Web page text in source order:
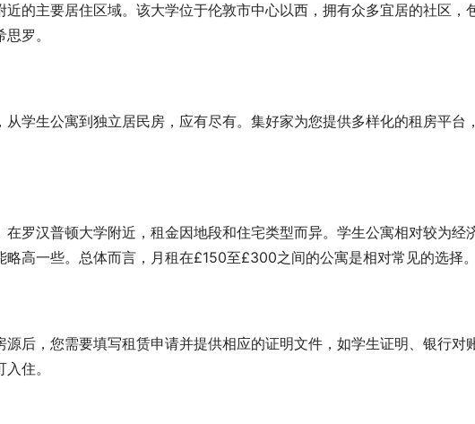
的主要居住区域。该大学位于伦敦市中心以西，拥有众多宜居的社区，
罗。
学生公寓到独立居民房，应有尽有。集好家为您提供多样化的租房平台
罗汉普顿大学附近，租金因地段和住宅类型而异。学生公寓相对较为经
高一些。总体而言，月租在£150至£300之间的公寓是相对常见的选择。
后，您需要填写租赁申请并提供相应的证明文件，如学生证明、银行对
住。